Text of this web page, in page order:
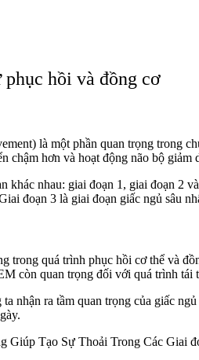
hồi và đồng cơ
là một phần quan trọng trong
chậm hơn và hoạt động não bộ giảm
khác nhau: giai đoạn 1, giai đoạn 2
đoạn 3 là giai đoạn giấc ngủ sâu
trong quá trình phục hồi cơ thể và
còn quan trọng đối với quá trình tái
nhận ra tầm quan trọng của giấc